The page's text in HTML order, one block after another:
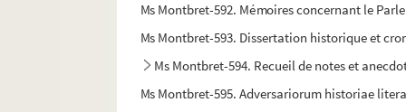
Ms Montbret-592. Mémoires concernant le
Ms Montbret-593. Dissertation historique et
Ms Montbret-594. Recueil de notes et
Ms Montbret-595. Adversariorum historiae